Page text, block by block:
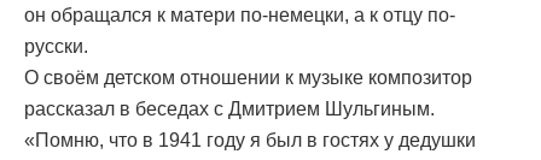
он обращался к матери по-немецки, а к отцу по-
русски.
О своём детском отношении к музыке композитор
рассказал в беседах с Дмитрием Шульгиным.
«Помню, что в 1941 году я был в гостях у дедушки